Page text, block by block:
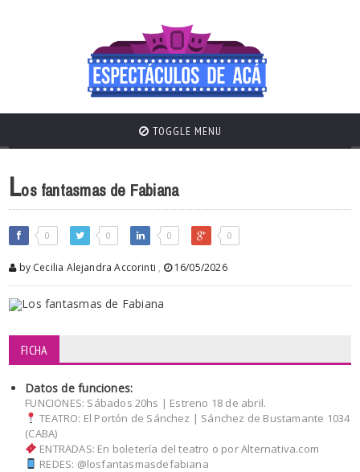
TOGGLE MENU
Los fantasmas de Fabiana
0 0 0 0
by Cecilia Alejandra Accorinti , 16/05/2026
FICHA
Datos de funciones:
FUNCIONES: Sábados 20hs | Estreno 18 de abril.
TEATRO: El Portón de Sánchez | Sánchez de Bustamante 1034
(CABA)
ENTRADAS: En boletería del teatro o por Alternativa.com
REDES: @losfantasmasdefabiana